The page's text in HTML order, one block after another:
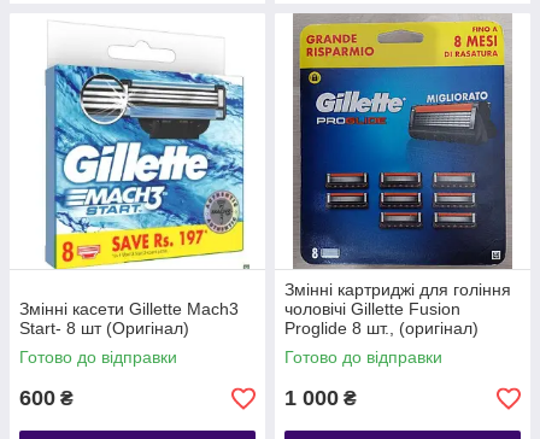
Змінні касети Gillette Mach3
Start- 8 шт (Оригінал)
Готово до відправки
600 ₴
Змінні картриджі для гоління
чоловічі Gillette Fusion
Proglide 8 шт., (оригінал)
Готово до відправки
1 000 ₴